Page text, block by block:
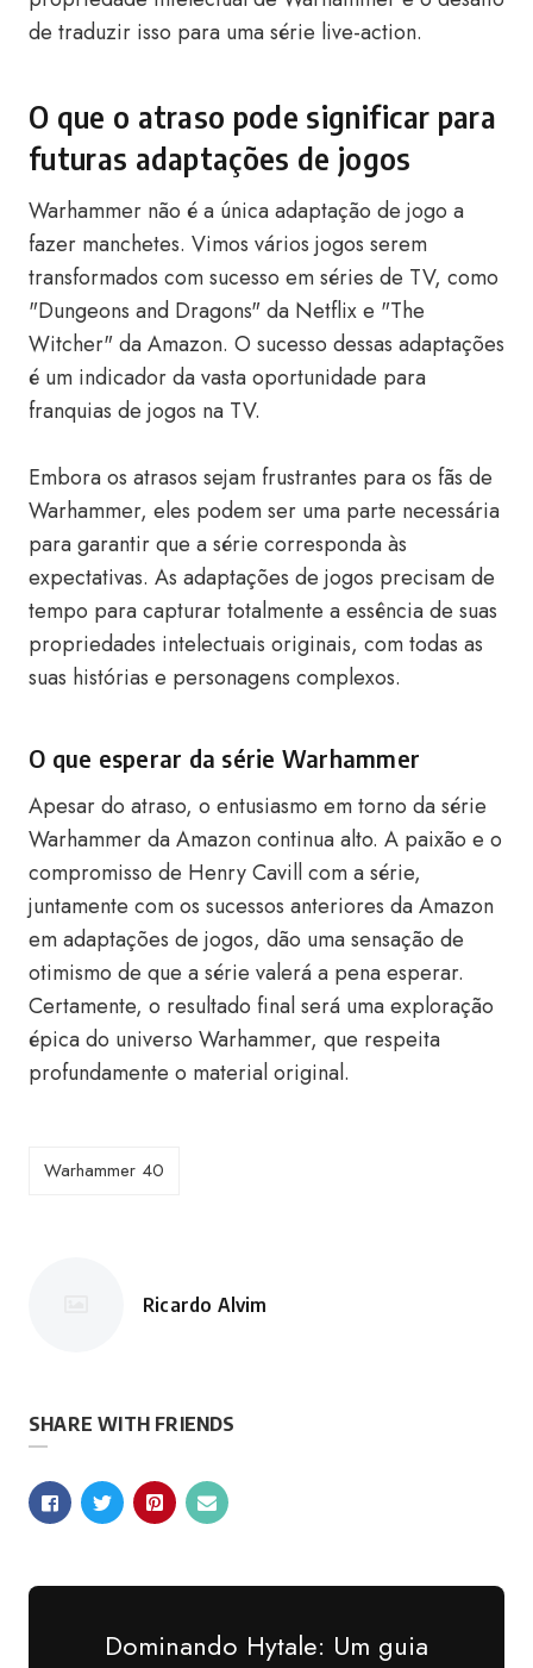
de traduzir isso para uma série live-action.
O que o atraso pode significar para
futuras adaptações de jogos
Warhammer não é a única adaptação de jogo a
fazer manchetes. Vimos vários jogos serem
transformados com sucesso em séries de TV, como
"Dungeons and Dragons" da Netflix e "The
Witcher" da Amazon. O sucesso dessas adaptações
é um indicador da vasta oportunidade para
franquias de jogos na TV.
Embora os atrasos sejam frustrantes para os fãs de
Warhammer, eles podem ser uma parte necessária
para garantir que a série corresponda às
expectativas. As adaptações de jogos precisam de
tempo para capturar totalmente a essência de suas
propriedades intelectuais originais, com todas as
suas histórias e personagens complexos.
O que esperar da série Warhammer
Apesar do atraso, o entusiasmo em torno da série
Warhammer da Amazon continua alto. A paixão e o
compromisso de Henry Cavill com a série,
juntamente com os sucessos anteriores da Amazon
em adaptações de jogos, dão uma sensação de
otimismo de que a série valerá a pena esperar.
Certamente, o resultado final será uma exploração
épica do universo Warhammer, que respeita
profundamente o material original.
Warhammer 40
Postado
Ricardo Alvim
SHARE WITH FRIENDS
Dominando Hytale: Um guia